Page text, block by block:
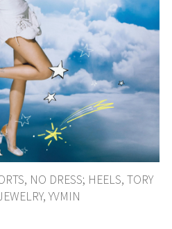
NO DRESS; HEELS, TORY
YVMIN